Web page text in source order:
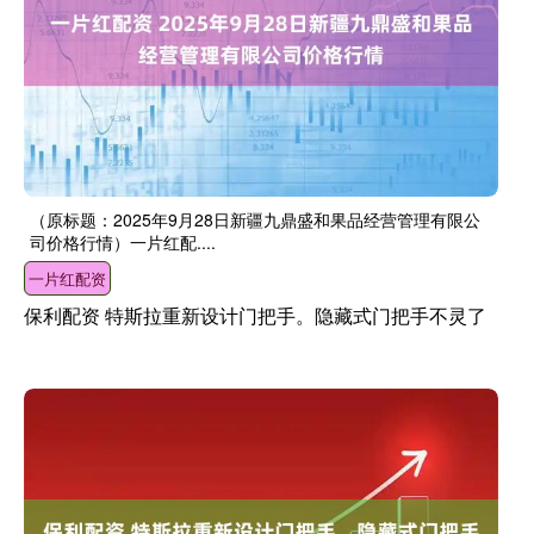
（原标题：2025年9月28日新疆九鼎盛和果品经营管理有限公
司价格行情）一片红配....
一片红配资
保利配资 特斯拉重新设计门把手。隐藏式门把手不灵了